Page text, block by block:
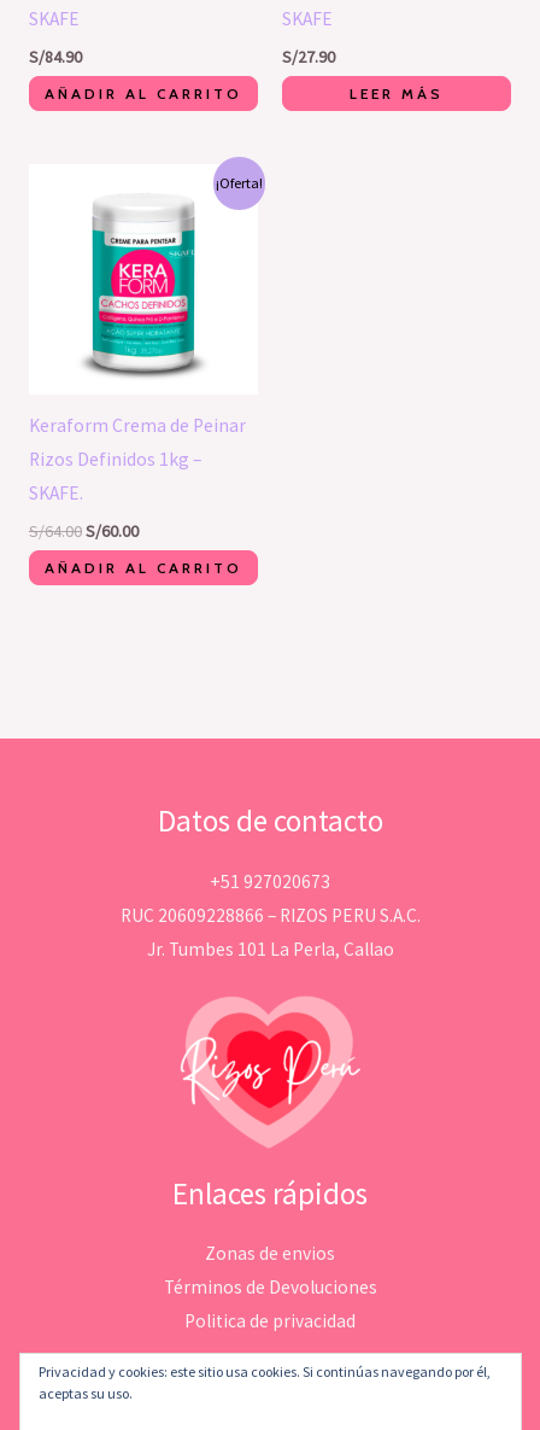
SKAFE
S/84.90
AÑADIR AL CARRITO
SKAFE
S/27.90
LEER MÁS
¡Oferta!
Keraform Crema de Peinar
Rizos Definidos 1kg –
SKAFE.
S/64.00
original
era:
S/64.00.
S/60.00
actual
es:
S/60.00.
AÑADIR AL CARRITO
Datos de contacto
+51 927020673
RUC 20609228866 – RIZOS PERU S.A.C.
Jr. Tumbes 101 La Perla, Callao
Enlaces rápidos
Zonas de envios
Términos de Devoluciones
Politica de privacidad
Privacidad y cookies: este sitio usa cookies. Si continúas navegando por él,
aceptas su uso.